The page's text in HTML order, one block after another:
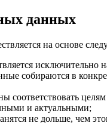
данных
на основе
собираются в
соответствовать
и актуальными;
не дольше, чем